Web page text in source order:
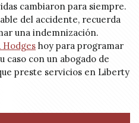
cambiaron para siempre.
del accidente, recuerda
una indemnización.
Hodges hoy para programar
caso con un abogado de
preste servicios en Liberty